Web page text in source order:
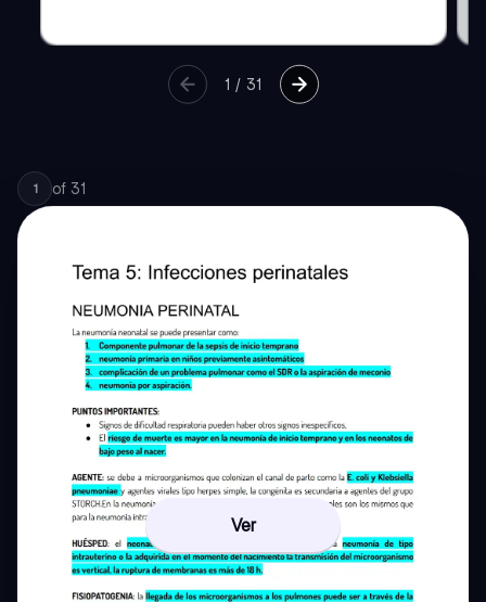
1 / 31
1 of 31
Ver